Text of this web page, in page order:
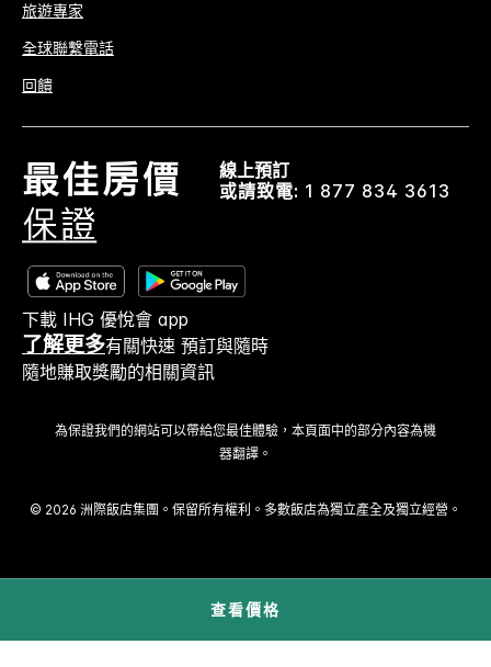
查看價格
旅遊專家
全球聯繫電話
回饋
線上預訂
或請致電: 1 877 834 3613
下載 IHG 優悅會 app
了解更多有關快速 預訂與隨時
隨地賺取獎勵的相關資訊
為保證我們的網站可以帶給您最佳體驗，本頁面中的部分內容為機
器翻譯。
© 2026 洲際飯店集團。保留所有權利。多數飯店為獨立產全及獨立經營。